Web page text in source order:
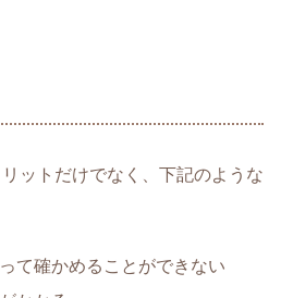
ットだけでなく、下記のような
て確かめることができない